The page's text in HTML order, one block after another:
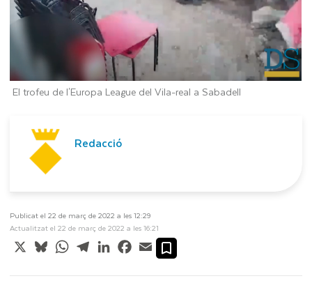
El trofeu de l'Europa League del Vila-real a Sabadell
Redacció
Publicat el 22 de març de 2022 a les 12:29
Actualitzat el 22 de març de 2022 a les 16:21
X BlueskyWhatsApp
TelegramLinkedInFacebook
Email